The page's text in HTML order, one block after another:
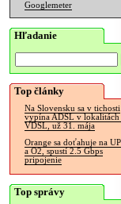
Googlemeter
Hľadanie
Top články
Na Slovensku sa v tichosti
vypína ADSL v lokalitách
VDSL, už 31. mája
Orange sa doťahuje na
a O2, spustí 2.5 Gbps
pripojenie
Top správy